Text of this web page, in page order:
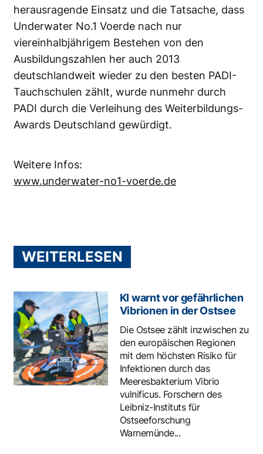
herausragende Einsatz und die Tatsache, dass
Underwater No.1 Voerde nach nur
viereinhalbjährigem Bestehen von den
Ausbildungszahlen her auch 2013
deutschlandweit wieder zu den besten PADI-
Tauchschulen zählt, wurde nunmehr durch
PADI durch die Verleihung des Weiterbildungs-
Awards Deutschland gewürdigt.
Weitere Infos:
www.underwater-no1-voerde.de
WEITERLESEN
KI warnt vor gefährlichen
Vibrionen in der Ostsee
Die Ostsee zählt inzwischen zu
den europäischen Regionen
mit dem höchsten Risiko für
Infektionen durch das
Meeresbakterium Vibrio
vulnificus. Forschern des
Leibniz-Instituts für
Ostseeforschung
Warnemünde...